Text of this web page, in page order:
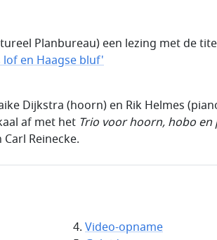
Planbureau) een lezing met de
lof en Haagse bluf'
Dijkstra (hoorn) en Rik Helmes
af met het Trio voor hoorn, hobo en
Reinecke.
Video-opname